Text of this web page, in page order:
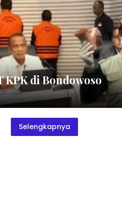
KPK di Bondowoso
Selengkapnya